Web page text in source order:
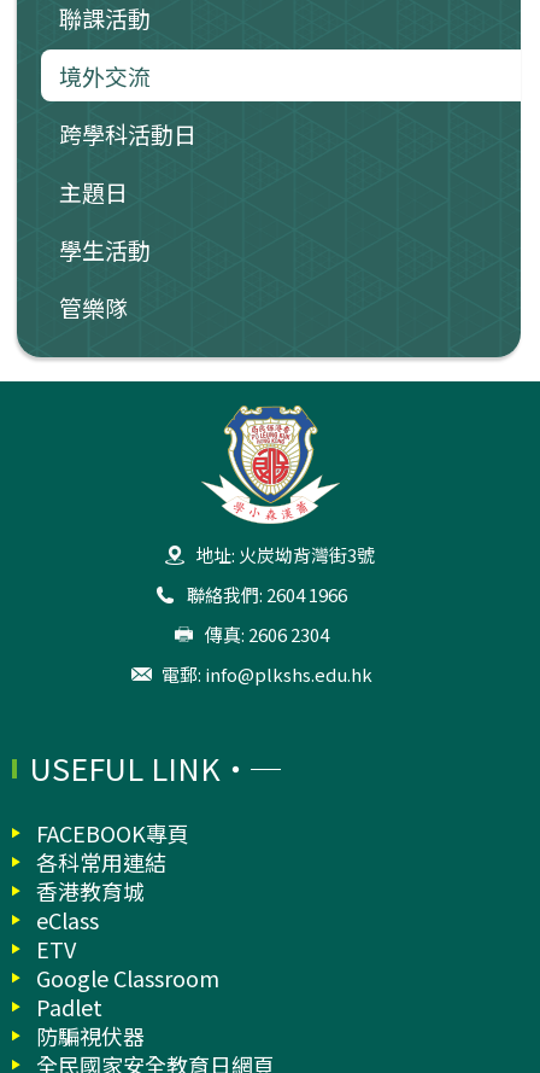
聯課活動
境外交流
跨學科活動日
主題日
學生活動
管樂隊
地址: 火炭坳背灣街3號
聯絡我們: 2604 1966
傳真: 2606 2304
電郵: info@plkshs.edu.hk
USEFUL LINK
FACEBOOK專頁
各科常用連結
香港教育城
eClass
ETV
Google Classroom
Padlet
防騙視伏器
全民國家安全教育日網頁